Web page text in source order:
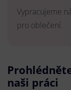
Vypracujeme
pro oblečení.
naši práci